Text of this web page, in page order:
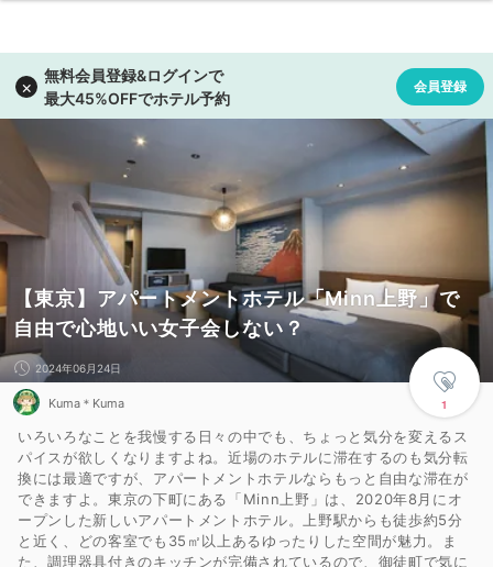
【東京】アパートメントホテル「Minn上野」で
自由で心地いい女子会しない？
1
2024年06月24日
Kuma＊Kuma
いろいろなことを我慢する日々の中でも、ちょっと気分を変えるス
パイスが欲しくなりますよね。近場のホテルに滞在するのも気分転
換には最適ですが、アパートメントホテルならもっと自由な滞在が
できますよ。東京の下町にある「Minn上野」は、2020年8月にオ
ープンした新しいアパートメントホテル。上野駅からも徒歩約5分
と近く、どの客室でも35㎡以上あるゆったりした空間が魅力。ま
た、調理器具付きのキッチンが完備されているので、御徒町で気に